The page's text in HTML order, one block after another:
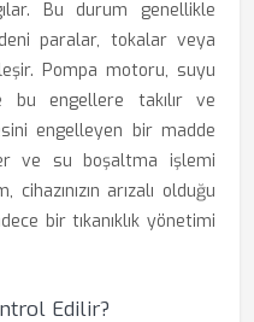
Bu durum genellikle
paralar, tokalar veya
Pompa motoru, suyu
bu engellere takılır ve
engelleyen bir madde
ve su boşaltma işlemi
arızalı olduğu
bir tıkanıklık yönetimi
Edilir?